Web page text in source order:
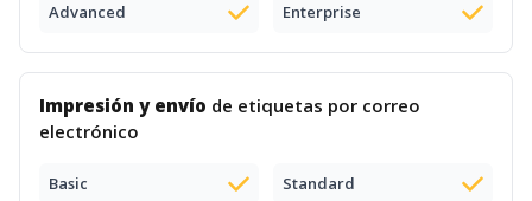
Advanced Enterprise
Impresión y envío de etiquetas por correo
electrónico
Basic Standard